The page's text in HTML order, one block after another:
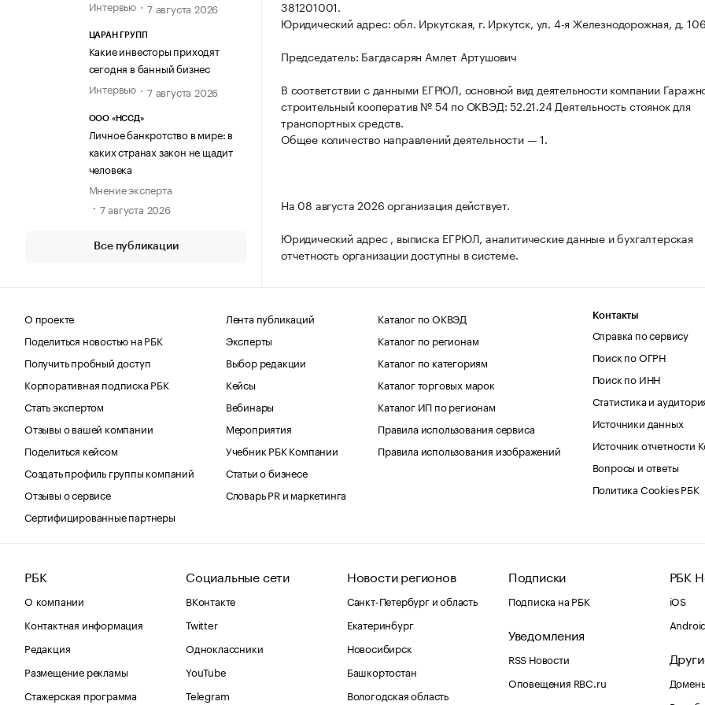
Интервью 7 августа 2026
ЦАРАН ГРУПП
Какие инвесторы приходят
сегодня в банный бизнес
Интервью
7 августа 2026
ООО «НССД»
Личное банкротство в мире: в
каких странах закон не щадит
человека
Мнение эксперта
7 августа 2026
Все публикации
381201001.
Юридический адрес: обл. Иркутская, г. Иркутск, ул. 4-я Железнодорожная, д.
Председатель: Багдасарян Амлет Артушович
В соответствии с данными ЕГРЮЛ, основной вид деятельности компании
строительный кооператив № 54 по ОКВЭД: 52.21.24 Деятельность стоянок для
транспортных средств.
Общее количество направлений деятельности — 1.
На 08 августа 2026 организация действует.
Юридический адрес , выписка ЕГРЮЛ, аналитические данные и бухгалтерская
отчетность организации доступны в системе.
О проекте
Поделиться новостью на РБК
Получить пробный доступ
Корпоративная подписка РБК
Стать экспертом
Отзывы о вашей компании
Поделиться кейсом
Создать профиль группы компаний
Отзывы о сервисе
Сертифицированные партнеры
Лента публикаций
Эксперты
Выбор редакции
Кейсы
Вебинары
Мероприятия
Учебник РБК Компании
Статьи о бизнесе
Словарь PR и маркетинга
Каталог по ОКВЭД
Каталог по регионам
Каталог по категориям
Каталог торговых марок
Каталог ИП по регионам
Правила использования сервиса
Правила использования изображений
Контакты
Справка по сервису
Поиск по ОГРН
Поиск по ИНН
Статистика и
Источники данных
Источник отчетности
Вопросы и ответы
Политика Cookies РБК
РБК
О компании
Контактная информация
Редакция
Размещение рекламы
Стажерская программа
Социальные сети
ВКонтакте
Twitter
Одноклассники
YouTube
Telegram
Новости регионов
Санкт-Петербург и область
Екатеринбург
Новосибирск
Башкортостан
Вологодская область
Подписки
Подписка на РБК
Уведомления
RSS Новости
Оповещения RBC.ru
РБК
iOS